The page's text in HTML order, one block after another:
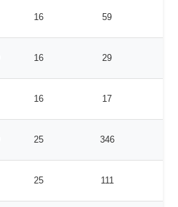
16 59
16 29
16 17
25 346
25 111